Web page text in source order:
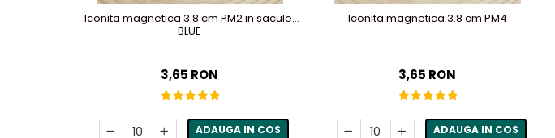
Iconita magnetica 3.8 cm PM2 in saculet
BLUE
3,65 RON
ADAUGA IN COS
Iconita magnetica 3.8 cm PM4
3,65 RON
ADAUGA IN COS